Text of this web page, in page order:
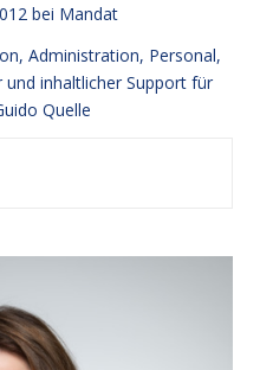
bei Mandat
Administration, Personal,
inhaltlicher Support für
Quelle